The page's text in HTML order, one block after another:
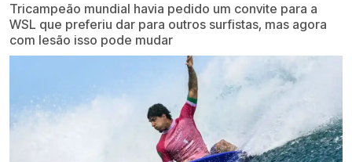
Tricampeão mundial havia pedido um convite para a
WSL que preferiu dar para outros surfistas, mas agora
com lesão isso pode mudar